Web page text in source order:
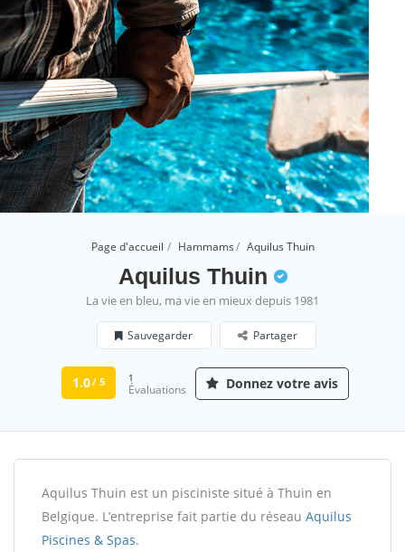
Page d'accueil Hammams Aquilus Thuin
Aquilus Thuin
La vie en bleu, ma vie en mieux depuis 1981
Sauvegarder Partager
1.0/ 5 1
Évaluations Donnez votre avis
Aquilus Thuin est un pisciniste situé à Thuin en
Belgique. L’entreprise fait partie du réseau Aquilus
Piscines & Spas.